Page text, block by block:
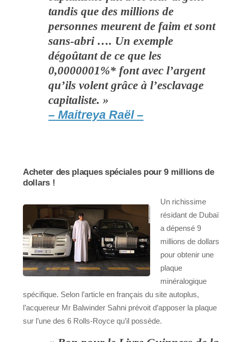
tandis que des millions de
personnes meurent de faim et sont
sans-abri …. Un exemple
dégoûtant de ce que les
0,0000001%* font avec l’argent
qu’ils volent grâce à l’esclavage
capitaliste. »
– Maitreya Raël –
Acheter des plaques spéciales pour 9 millions de
dollars !
Un richissime
résidant de Dubaï
a dépensé 9
millions de dollars
pour obtenir une
plaque
minéralogique
spécifique. Selon l’article en français du site autoplus,
l’acquereur Mr Balwinder Sahni prévoit d’apposer la plaque
sur l’une des 6 Rolls-Royce qu’il possède.